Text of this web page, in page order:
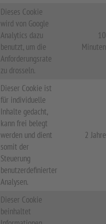
Dieses Cookie
wird von Google
Analytics dazu
benutzt, um die
Anforderungsrate
zu drosseln.
10
Minuten
Dieser Cookie ist
für individuelle
Inhalte gedacht,
kann frei belegt
werden und dient
somit der
Steuerung
benutzerdefinierter
Analysen.
2 Jahre
Dieser Cookie
beinhaltet